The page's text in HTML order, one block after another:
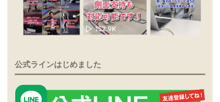
公式ラインはじめました